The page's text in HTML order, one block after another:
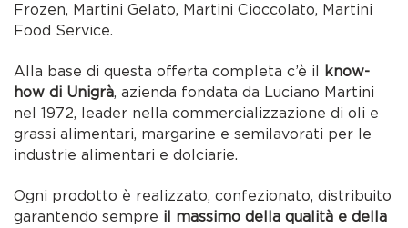
Frozen, Martini Gelato, Martini Cioccolato, Martini
Food Service.
Alla base di questa offerta completa c’è il know-
how di Unigrà, azienda fondata da Luciano Martini
nel 1972, leader nella commercializzazione di oli e
grassi alimentari, margarine e semilavorati per le
industrie alimentari e dolciarie.
Ogni prodotto è realizzato, confezionato, distribuito
garantendo sempre il massimo della qualità e della